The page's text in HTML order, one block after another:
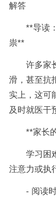
解答
**导读
祟**
许多家
滑，甚至抗
实上，这可
及时就医干
**家长
学习困
注意力或执
- 阅读